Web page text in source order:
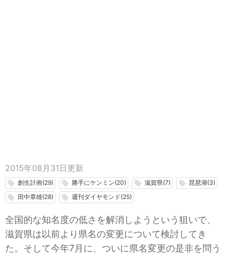
2015年08月31日 更新
local_offer 創生計画(29) local_offer 勝手にケンミン(20) local_offer 滋賀県(7) local_offer 琵琶湖(3)
local_offer 田中章雄(28) local_offer 週刊ダイヤモンド(25)
全国的な知名度の低さを解消しようという狙いで、
滋賀県は以前より県名の変更について検討してき
た。そして今年7月に、ついに県名変更の是非を問う